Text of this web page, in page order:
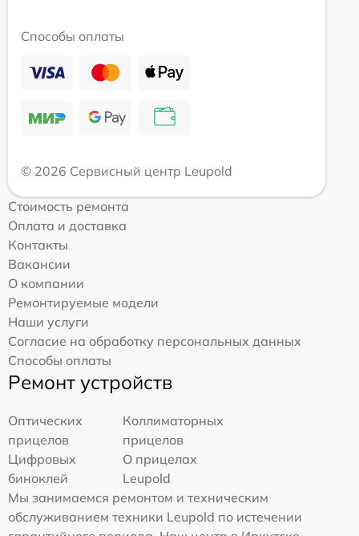
Способы оплаты
© 2026 Сервисный центр Leupold
Стоимость ремонта
Оплата и доставка
Контакты
Вакансии
О компании
Ремонтируемые модели
Наши услуги
Согласие на обработку персональных данных
Способы оплаты
Ремонт устройств
Оптических
прицелов
Коллиматорных
прицелов
Цифровых
биноклей
О прицелах
Leupold
Мы занимаемся ремонтом и техническим
обслуживанием техники Leupold по истечении